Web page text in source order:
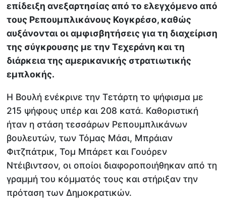
επίδειξη ανεξαρτησίας από το ελεγχόμενο από
τους Ρεπουμπλικάνους Κογκρέσο, καθώς
αυξάνονται οι αμφισβητήσεις για τη διαχείριση
της σύγκρουσης με την Τεχεράνη και τη
διάρκεια της αμερικανικής στρατιωτικής
εμπλοκής.
Η Βουλή ενέκρινε την Τετάρτη το ψήφισμα με
215 ψήφους υπέρ και 208 κατά. Καθοριστική
ήταν η στάση τεσσάρων Ρεπουμπλικάνων
βουλευτών, των Τόμας Μάσι, Μπράιαν
Φιτζπάτρικ, Τομ Μπάρετ και Γουόρεν
Ντέιβιντσον, οι οποίοι διαφοροποιήθηκαν από τη
γραμμή του κόμματός τους και στήριξαν την
πρόταση των Δημοκρατικών.